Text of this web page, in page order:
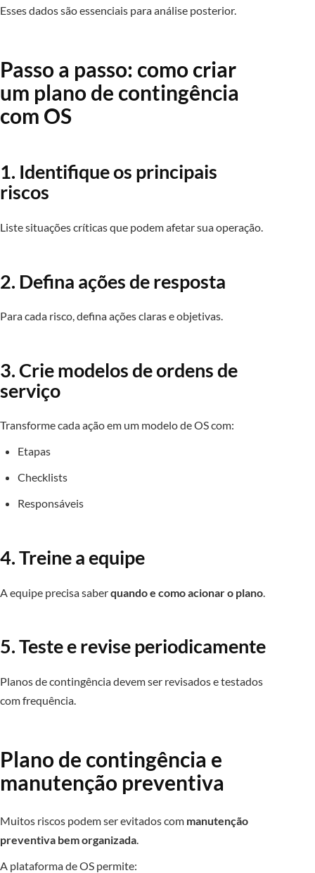
Esses dados são essenciais para análise posterior.
Passo a passo: como criar
um plano de contingência
com OS
1. Identifique os principais
riscos
Liste situações críticas que podem afetar sua operação.
2. Defina ações de resposta
Para cada risco, defina ações claras e objetivas.
3. Crie modelos de ordens de
serviço
Transforme cada ação em um modelo de OS com:
Etapas
Checklists
Responsáveis
4. Treine a equipe
A equipe precisa saberquando e como acionar o plano
5. Teste e revise periodicamente
Planos de contingência devem ser revisados e testados
com frequência.
Plano de contingência e
manutenção preventiva
Muitos riscos podem ser evitados com manutenção
preventiva bem organizada
A plataforma de OS permite: